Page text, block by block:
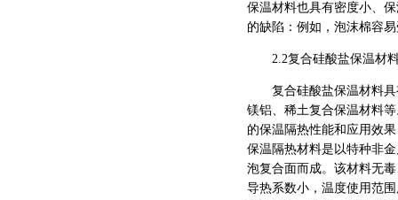
保温材料也具有密度小、
的缺陷：例如，泡沫棉容
2.2复合硅酸盐保温材
复合硅酸盐保温材料具
镁铝、稀土复合保温材料
的保温隔热性能和应用效
保温隔热材料是以特种非
泡复合面而成。该材料无
导热系数小，温度使用范